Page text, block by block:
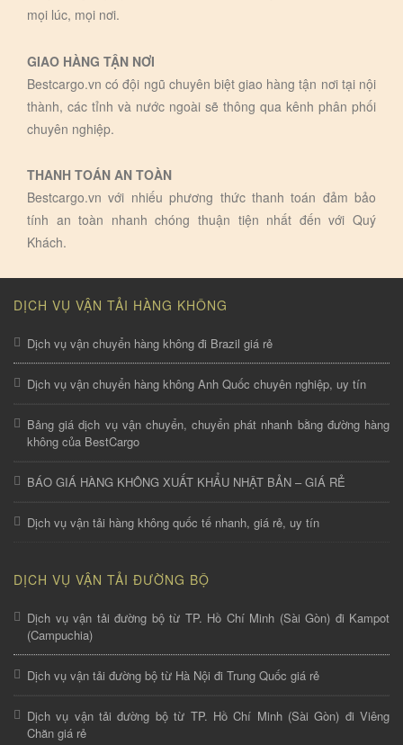
mọi lúc, mọi nơi.
GIAO HÀNG TẬN NƠI
Bestcargo.vn có đội ngũ chuyên biệt giao hàng tận nơi tại nội
thành, các tỉnh và nước ngoài sẽ thông qua kênh phân phối
chuyên nghiệp.
THANH TOÁN AN TOÀN
Bestcargo.vn với nhiếu phương thức thanh toán đảm bảo
tính an toàn nhanh chóng thuận tiện nhất đến với Quý
Khách.
DỊCH VỤ VẬN TẢI HÀNG KHÔNG
Dịch vụ vận chuyển hàng không đi Brazil giá rẻ
Dịch vụ vận chuyển hàng không Anh Quốc chuyên nghiệp, uy tín
Bảng giá dịch vụ vận chuyển, chuyển phát nhanh bằng đường hàng
không của BestCargo
BÁO GIÁ HÀNG KHÔNG XUẤT KHẨU NHẬT BẢN – GIÁ RẺ
Dịch vụ vận tải hàng không quốc tế nhanh, giá rẻ, uy tín
DỊCH VỤ VẬN TẢI ĐƯỜNG BỘ
Dịch vụ vận tải đường bộ từ TP. Hồ Chí Minh (Sài Gòn) đi Kampot
(Campuchia)
Dịch vụ vận tải đường bộ từ Hà Nội đi Trung Quốc giá rẻ
Dịch vụ vận tải đường bộ từ TP. Hồ Chí Minh (Sài Gòn) đi Viêng
Chăn giá rẻ